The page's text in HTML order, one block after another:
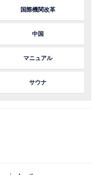
国際機関改革
中国
マニュアル
サウナ